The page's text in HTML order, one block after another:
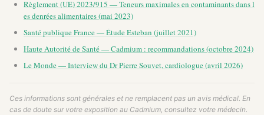
Règlement (UE) 2023/915 — Teneurs maximales en contaminants dans l
es denrées alimentaires (mai 2023)
Santé publique France — Étude Esteban (juillet 2021)
Haute Autorité de Santé — Cadmium : recommandations (octobre 2024)
Le Monde — Interview du Dr Pierre Souvet, cardiologue (avril 2026)
Ces informations sont générales et ne remplacent pas un avis médical. En
cas de doute sur votre exposition au Cadmium, consultez votre médecin.